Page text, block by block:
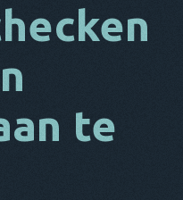
HET
FR
NL
TR
te